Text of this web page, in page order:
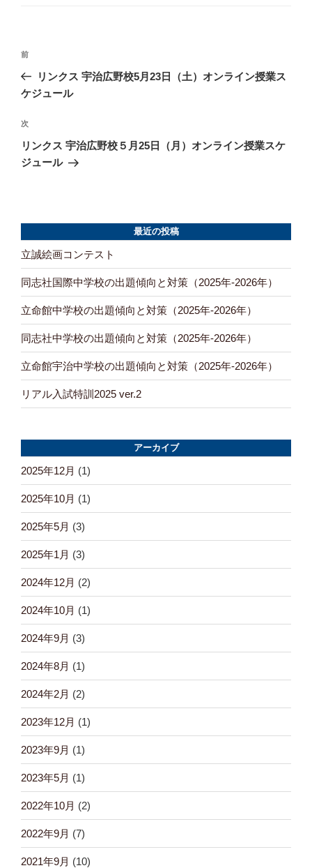
投
稿
ナ
ビ
ゲ
ー
ョ
ン
前
の
投
前
リンクス 宇治広野校5月23日（土）オンライン授業ス
ケジュール
次
の
投
次
リンクス 宇治広野校５月25日（月）オンライン授業スケ
ジュール
最近の投稿
立誠絵画コンテスト
同志社国際中学校の出題傾向と対策（2025年-2026年）
立命館中学校の出題傾向と対策（2025年-2026年）
同志社中学校の出題傾向と対策（2025年-2026年）
立命館宇治中学校の出題傾向と対策（2025年-2026年）
リアル入試特訓2025 ver.2
アーカイブ
2025年12月 (1)
2025年10月 (1)
2025年5月 (3)
2025年1月 (3)
2024年12月 (2)
2024年10月 (1)
2024年9月 (3)
2024年8月 (1)
2024年2月 (2)
2023年12月 (1)
2023年9月 (1)
2023年5月 (1)
2022年10月 (2)
2022年9月 (7)
2021年9月 (10)